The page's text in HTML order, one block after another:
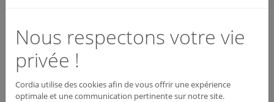
Nous respectons votre vie
privée !
Cordia utilise des cookies afin de vous offrir une expérience
optimale et une communication pertinente sur notre site.